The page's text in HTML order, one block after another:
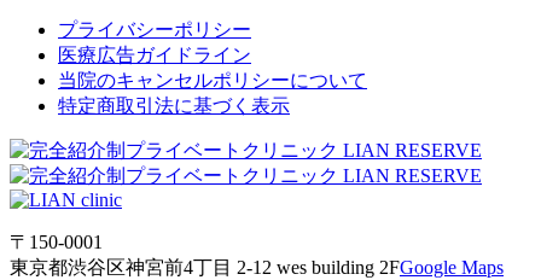
プライバシーポリシー
医療広告ガイドライン
当院のキャンセルポリシーについて
特定商取引法に基づく表示
〒150-0001
東京都渋谷区神宮前4丁目 2-12 wes building 2FGoogle Maps